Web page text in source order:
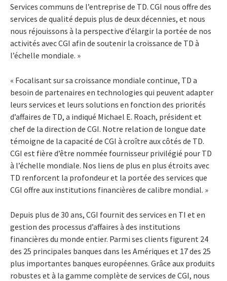
Services communs de l’entreprise de TD. CGI nous offre des
services de qualité depuis plus de deux décennies, et nous
nous réjouissons à la perspective d’élargir la portée de nos
activités avec CGI afin de soutenir la croissance de TD à
l’échelle mondiale. »
« Focalisant sur sa croissance mondiale continue, TD a
besoin de partenaires en technologies qui peuvent adapter
leurs services et leurs solutions en fonction des priorités
d’affaires de TD, a indiqué Michael E. Roach, président et
chef de la direction de CGI. Notre relation de longue date
témoigne de la capacité de CGI à croître aux côtés de TD.
CGI est fière d’être nommée fournisseur privilégié pour TD
à l’échelle mondiale. Nos liens de plus en plus étroits avec
TD renforcent la profondeur et la portée des services que
CGI offre aux institutions financières de calibre mondial. »
Depuis plus de 30 ans, CGI fournit des services en TI et en
gestion des processus d’affaires à des institutions
financières du monde entier. Parmi ses clients figurent 24
des 25 principales banques dans les Amériques et 17 des 25
plus importantes banques européennes. Grâce aux produits
robustes et à la gamme complète de services de CGI, nous